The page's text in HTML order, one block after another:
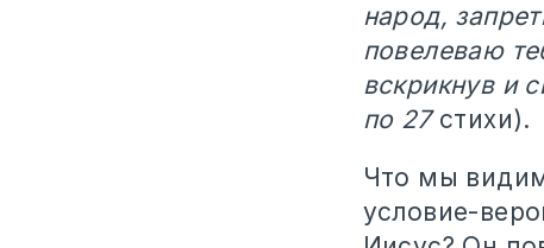
народ,
повелеваю
вскрикнув и
по 27стихи).
Что мы
условие-